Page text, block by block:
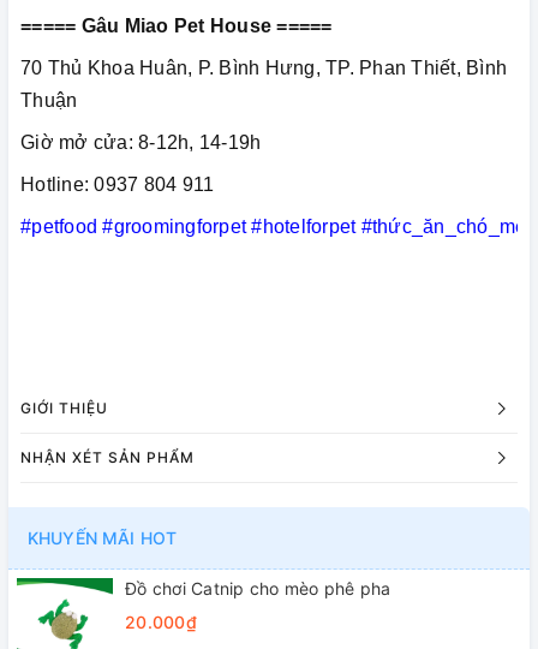
===== Gâu Miao Pet House =====
70 Thủ Khoa Huân, P. Bình Hưng, TP. Phan Thiết, Bình
Thuận
Giờ mở cửa: 8-12h, 14-19h
Hotline: 0937 804 911
#petfood #groomingforpet #hotelforpet #thức_ăn_chó_mèo
GIỚI THIỆU
NHẬN XÉT SẢN PHẨM
KHUYẾN MÃI HOT
Đồ chơi Catnip cho mèo phê pha
20.000₫